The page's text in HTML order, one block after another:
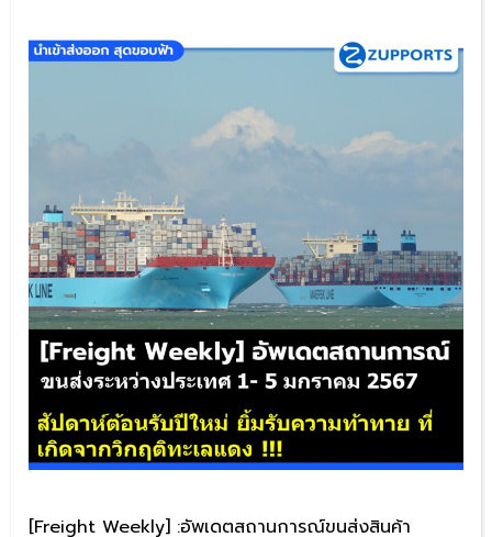
[Freight Weekly] :อัพเดตสถานการณ์ขนส่งสินค้า